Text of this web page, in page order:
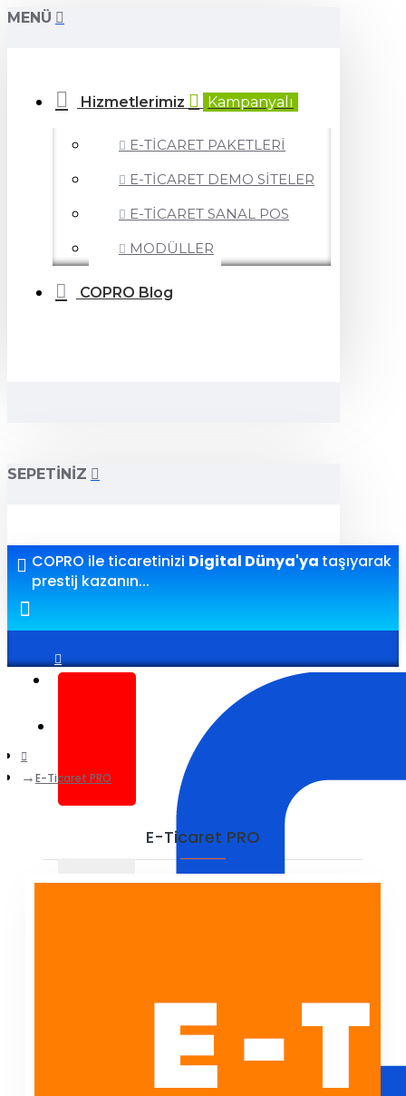
MENÜ
Hizmetlerimiz Kampanyalı
E-TİCARET PAKETLERİ
E-TİCARET DEMO SİTELER
E-TİCARET SANAL POS
MODÜLLER
COPRO Blog
SEPETINIZ
COPRO ile ticaretinizi Digital Dünya'ya taşıyarak
prestij kazanın...
Giriş yap
E-Ticaret PRO
E-Ticaret PRO